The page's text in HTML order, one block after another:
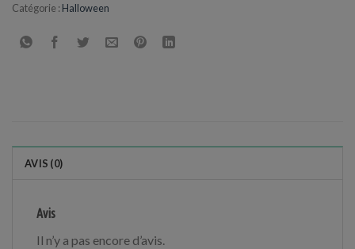
Catégorie : Halloween
AVIS (0)
Avis
Il n’y a pas encore d’avis.